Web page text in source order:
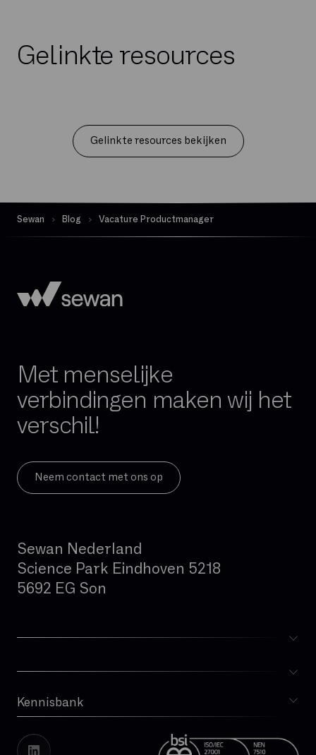
Gelinkte resources
Gelinkte resources bekijken
Sewan Blog Vacature Productmanager
Met menselijke
verbindingen maken wij het
verschil!
Neem contact met ons op
Sewan Nederland
Science Park Eindhoven 5218
5692 EG Son
Kennisbank
Whitepapers
Cases